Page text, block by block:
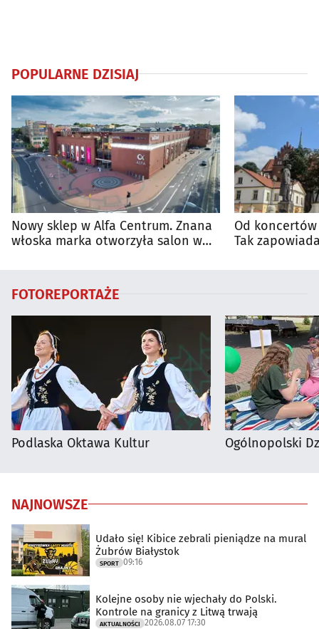
POPULARNE DZISIAJ
Nowy sklep w Alfa Centrum. Znana
włoska marka otworzyła salon w
Od
Tak
FOTOREPORTAŻE
Podlaska Oktawa Kultur Ogólnopolski
NAJNOWSZE
Udało się! Kibice zebrali pieniądze na mural
Żubrów Białystok
SPORT 09:16
Kolejne osoby nie wjechały do Polski.
Kontrole na granicy z Litwą trwają
AKTUALNOŚCI 2026.08.07 17:30